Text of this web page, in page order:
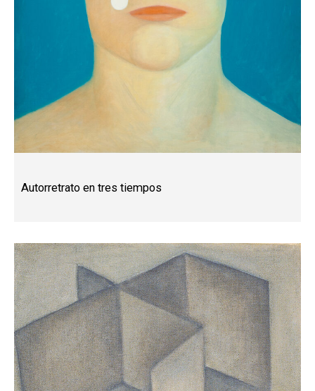
Autorretrato en tres tiempos